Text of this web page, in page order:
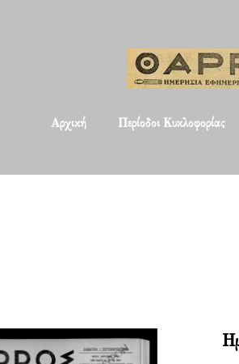
Αρχική Περίοδοι Κυκλοφορίας